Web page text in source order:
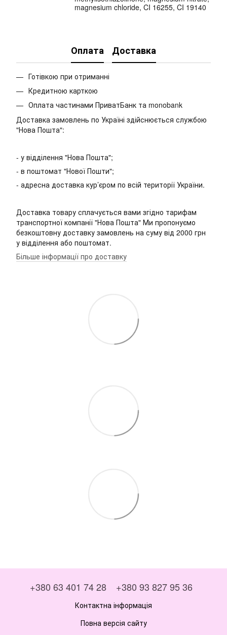
magnesium chloride, CI 16255, CI 19140
Оплата Доставка
Готівкою при отриманні
Кредитною карткою
Оплата частинами ПриватБанк та monobank
Доставка замовлень по Україні здійснюється службою
"Нова Пошта":
- у відділення "Нова Пошта";
- в поштомат "Нової Пошти";
- адресна доставка кур’єром по всій території України.
Доставка товару сплачується вами згідно тарифам
транспортної компанії "Нова Пошта" Ми пропонуємо
безкоштовну доставку замовлень на суму від 2000 грн
у відділення або поштомат.
Більше інформації про доставку
+380 63 401 74 28 +380 93 827 95 36
Контактна інформація
Повна версія сайту